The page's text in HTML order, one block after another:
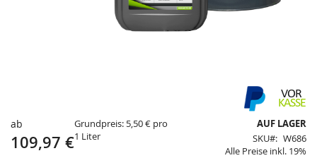
ab
109,97 €
Grundpreis: 5,50 € pro
1 Liter
AUF LAGER
SKU
W686
Alle Preise inkl. 19%
der
Bildergalerie